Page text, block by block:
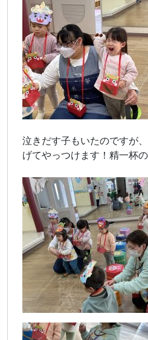
泣きだす子もいたのですが
げてやっつけます！精一杯